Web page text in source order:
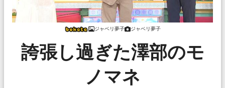
ジャベリ夢子 ジャベリ夢子
誇張し過ぎた澤部のモ
ノマネ